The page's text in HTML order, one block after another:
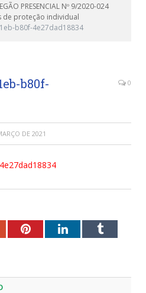
PRESENCIAL Nº 9/2020-024
de proteção individual
b80f-4e27dad18834
b80f-
0
DE 2021
PinterestLinkedInTumblr